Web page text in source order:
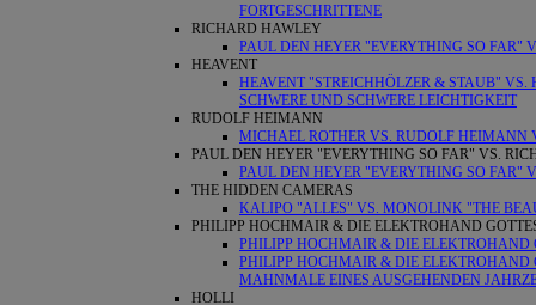
FORTGESCHRITTENE
RICHARD HAWLEY
PAUL DEN HEYER "EVERYTHING SO FAR"
HEAVENT
HEAVENT "STREICHHÖLZER & STAUB"
SCHWERE UND SCHWERE LEICHTIGKEIT
RUDOLF HEIMANN
MICHAEL ROTHER VS. RUDOLF HEIMANN
PAUL DEN HEYER "EVERYTHING SO FAR" VS.
PAUL DEN HEYER "EVERYTHING SO FAR"
THE HIDDEN CAMERAS
KALIPO "ALLES" VS. MONOLINK "THE
PHILIPP HOCHMAIR & DIE ELEKTROHAND
PHILIPP HOCHMAIR & DIE
PHILIPP HOCHMAIR & DIE ELEKTROHAND
MAHNMALE EINES AUSGEHENDEN
HOLLI